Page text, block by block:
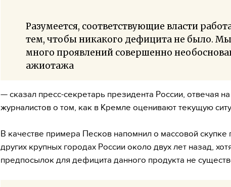
Разумеется, соответствующие власти
тем, чтобы никакого дефицита не было.
много проявлений совершенно
ажиотажа
— сказал пресс-секретарь президента России, отвечая
журналистов о том, как в Кремле оценивают текущую
В качестве примера Песков напомнил о массовой скупке
других крупных городах России около двух лет назад,
предпосылок для дефицита данного продукта не